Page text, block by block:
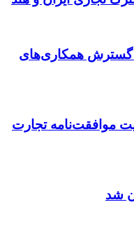
گسترش همکاری‌های
موافقت‌نامه تجارت
شد